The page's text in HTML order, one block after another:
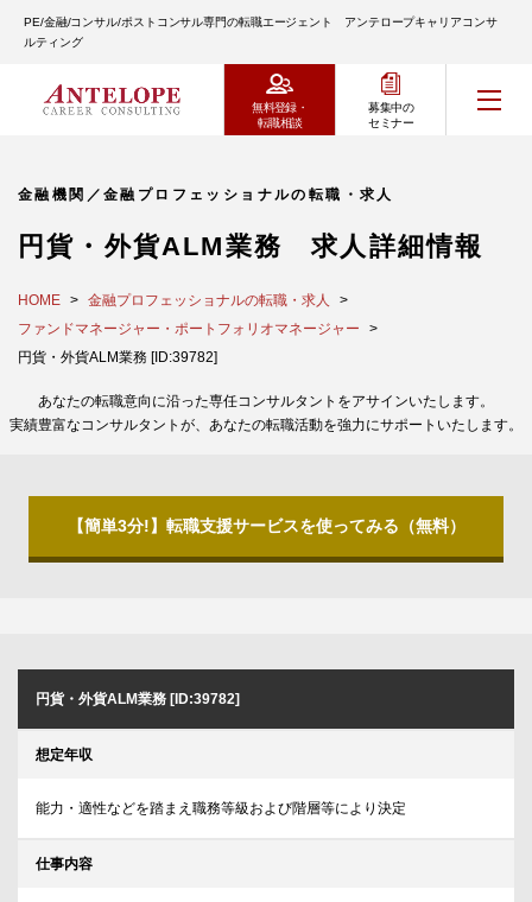
PE/金融/コンサル/ポストコンサル専門の転職エージェント アンテロープキャリアコンサ
ルティング
無料登録・
転職相談
募集中の
セミナー
金融機関／金融プロフェッショナルの転職・求人
円貨・外貨ALM業務 求人詳細情報
HOME
金融プロフェッショナルの転職・求人
ファンドマネージャー・ポートフォリオマネージャー
円貨・外貨ALM業務 [ID:39782]
あなたの転職意向に沿った専任コンサルタントをアサインいたします。
実績豊富なコンサルタントが、あなたの転職活動を強力にサポートいたします。
【簡単3分!】転職支援サービスを使ってみる（無料）
円貨・外貨ALM業務 [ID:39782]
想定年収
能力・適性などを踏まえ職務等級および階層等により決定
仕事内容